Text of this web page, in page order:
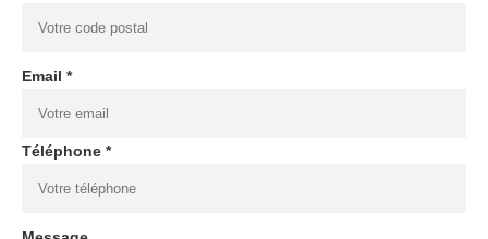
Email *
Téléphone *